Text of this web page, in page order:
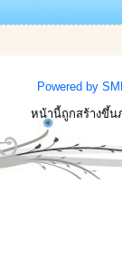
Powered by
หน้านี้ถูกสร้างขึ้น